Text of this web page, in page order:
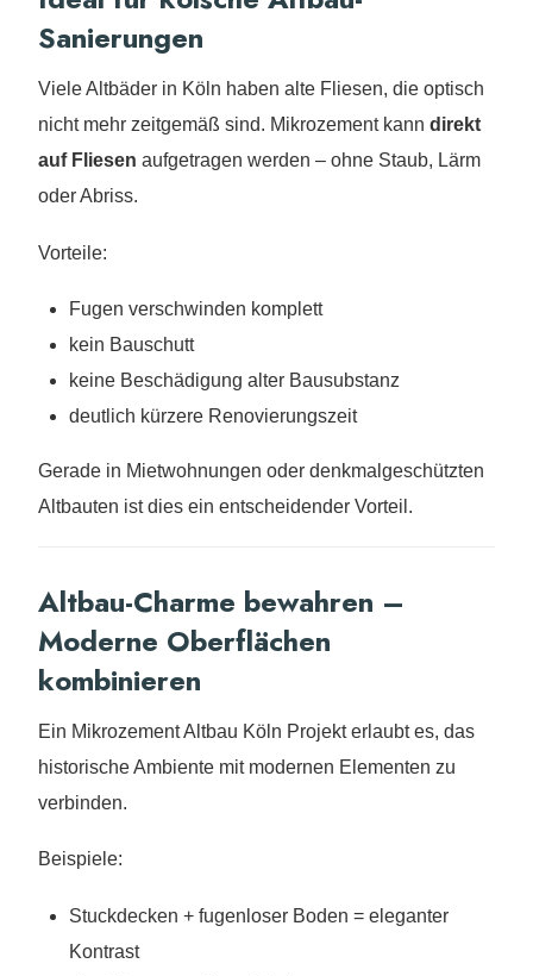
Sanierungen
Viele Altbäder in Köln haben alte Fliesen, die optisch
nicht mehr zeitgemäß sind. Mikrozement kanndirekt
auf Fliesen aufgetragen werden – ohne Staub, Lärm
oder Abriss.
Vorteile:
Fugen verschwinden komplett
kein Bauschutt
keine Beschädigung alter Bausubstanz
deutlich kürzere Renovierungszeit
Gerade in Mietwohnungen oder denkmalgeschützten
Altbauten ist dies ein entscheidender Vorteil.
Altbau-Charme bewahren –
Moderne Oberflächen
kombinieren
Ein Mikrozement Altbau Köln Projekt erlaubt es, das
historische Ambiente mit modernen Elementen zu
verbinden.
Beispiele:
Stuckdecken + fugenloser Boden = eleganter
Kontrast